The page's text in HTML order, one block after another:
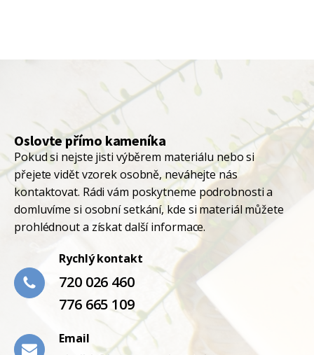
Oslovte přímo kameníka
Pokud si nejste jisti výběrem materiálu nebo si
přejete vidět vzorek osobně, neváhejte nás
kontaktovat. Rádi vám poskytneme podrobnosti a
domluvíme si osobní setkání, kde si materiál můžete
prohlédnout a získat další informace.
Rychlý kontakt
720 026 460
776 665 109
Email